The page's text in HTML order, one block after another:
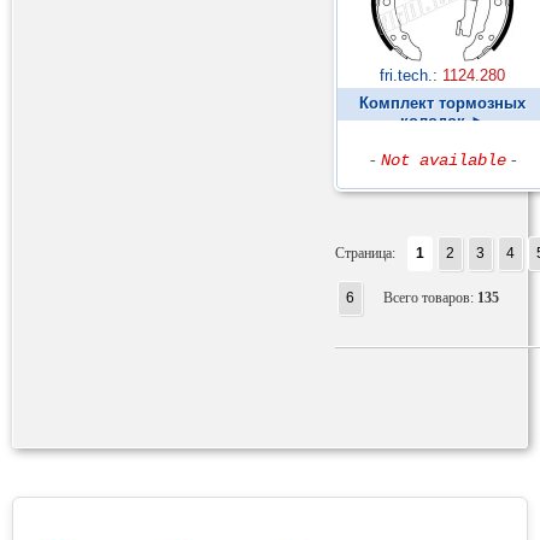
fri.tech.: 1124.280
Комплект тормозных
колодок ►
- Not available -
Страница: 1 2 3 4
6 Всего товаров: 135